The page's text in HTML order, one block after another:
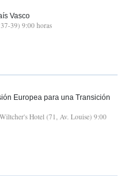
Vasco
39) 9:00 horas
Europea para una Transición
Hotel (71, Av. Louise) 9:00